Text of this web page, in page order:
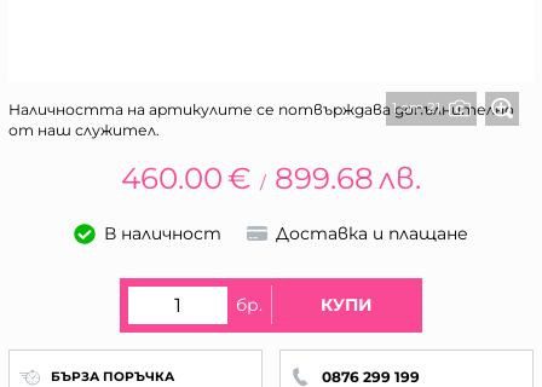
1 от 21
Наличността на артикулите се потвърждава допълнително
от наш служител.
460.00€ / 899.68 лв.
В наличност Доставка и плащане
бр. КУПИ
БЪРЗА ПОРЪЧКА 0876 299 199